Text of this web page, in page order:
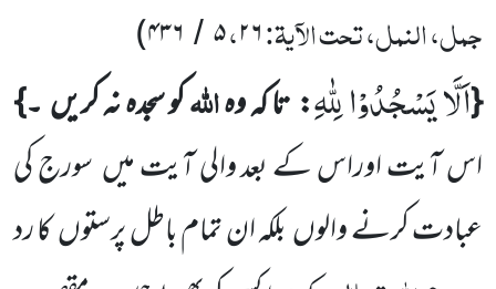
جمل، النمل، تحت الآیۃ:۲۶،۵ / ۴۳۶)
{اَلَّا یَسْجُدُوْا لِلّٰهِ:تا کہ وہاللہکو سجدہ نہ کریں۔}
اس آیت اوراس کے بعد والی آیت میںسورج کی
عبادت کرنے والوںبلکہ ان تمام باطل پرستوںکا رد